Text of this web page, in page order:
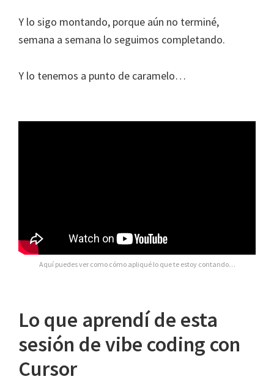
Y lo sigo montando, porque aún no terminé,
semana a semana lo seguimos completando.
Y lo tenemos a punto de caramelo…
Aquí puedes ver como cómo apliqué lo que te estoy contando…
Lo que aprendí de esta
sesión de vibe coding con
Cursor